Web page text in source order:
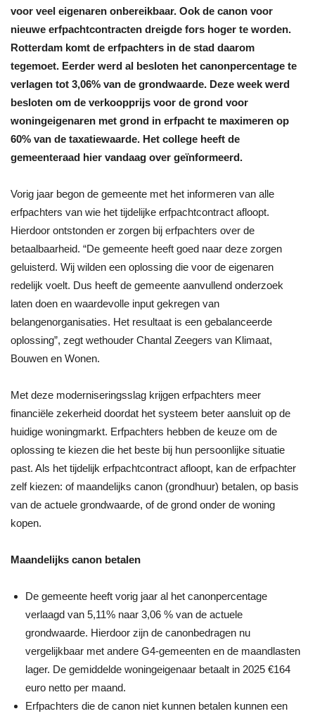
voor veel eigenaren onbereikbaar. Ook de canon voor
nieuwe erfpachtcontracten dreigde fors hoger te worden.
Rotterdam komt de erfpachters in de stad daarom
tegemoet. Eerder werd al besloten het canonpercentage te
verlagen tot 3,06% van de grondwaarde. Deze week werd
besloten om de verkoopprijs voor de grond voor
woningeigenaren met grond in erfpacht te maximeren op
60% van de taxatiewaarde. Het college heeft de
gemeenteraad hier vandaag over geïnformeerd.
Vorig jaar begon de gemeente met het informeren van alle
erfpachters van wie het tijdelijke erfpachtcontract afloopt.
Hierdoor ontstonden er zorgen bij erfpachters over de
betaalbaarheid. “De gemeente heeft goed naar deze zorgen
geluisterd. Wij wilden een oplossing die voor de eigenaren
redelijk voelt. Dus heeft de gemeente aanvullend onderzoek
laten doen en waardevolle input gekregen van
belangenorganisaties. Het resultaat is een gebalanceerde
oplossing”, zegt wethouder Chantal Zeegers van Klimaat,
Bouwen en Wonen.
Met deze moderniseringsslag krijgen erfpachters meer
financiële zekerheid doordat het systeem beter aansluit op de
huidige woningmarkt. Erfpachters hebben de keuze om de
oplossing te kiezen die het beste bij hun persoonlijke situatie
past. Als het tijdelijk erfpachtcontract afloopt, kan de erfpachter
zelf kiezen: of maandelijks canon (grondhuur) betalen, op basis
van de actuele grondwaarde, of de grond onder de woning
kopen.
Maandelijks canon betalen
De gemeente heeft vorig jaar al het canonpercentage
verlaagd van 5,11% naar 3,06 % van de actuele
grondwaarde. Hierdoor zijn de canonbedragen nu
vergelijkbaar met andere G4-gemeenten en de maandlasten
lager. De gemiddelde woningeigenaar betaalt in 2025 €164
euro netto per maand.
Erfpachters die de canon niet kunnen betalen kunnen een